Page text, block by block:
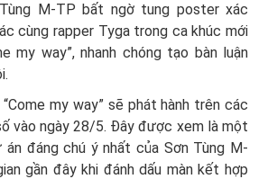
M-TP bất ngờ tung poster xác
cùng rapper Tyga trong ca khúc mới
my way”, nhanh chóng tạo bàn luận
my way” sẽ phát hành trên các
vào ngày 28/5. Đây được xem là một
án đáng chú ý nhất của Sơn Tùng M-
gần đây khi đánh dấu màn kết hợp